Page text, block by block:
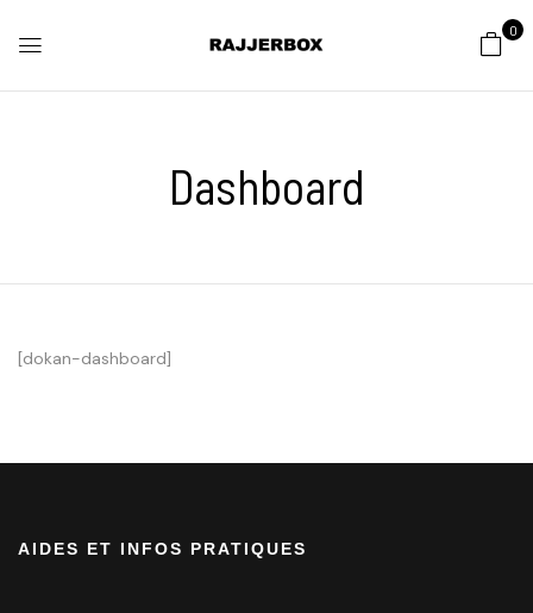
0
Dashboard
[dokan-dashboard]
AIDES ET INFOS PRATIQUES